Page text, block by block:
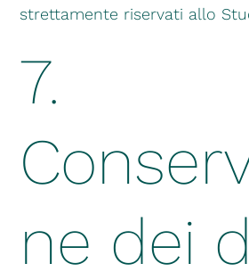
strettamente riservati allo
7.
ne dei